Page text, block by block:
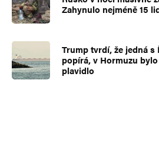
Zahynulo nejméně 15
Trump tvrdí, že jedná s
popírá, v Hormuzu
plavidlo